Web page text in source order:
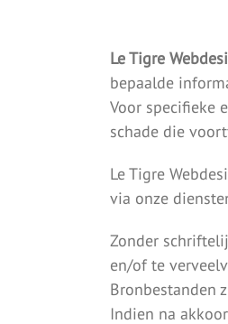
Le Tigre
bepaalde
Voor specifieke
schade die
Le Tigre
via onze
Zonder
en/of te
Bronbestanden
Indien na